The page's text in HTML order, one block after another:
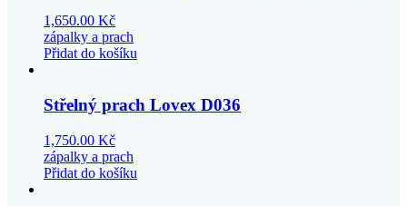
1,650.00 Kč
zápalky a prach
Přidat do košíku
Střelný prach Lovex D036
1,750.00 Kč
zápalky a prach
Přidat do košíku